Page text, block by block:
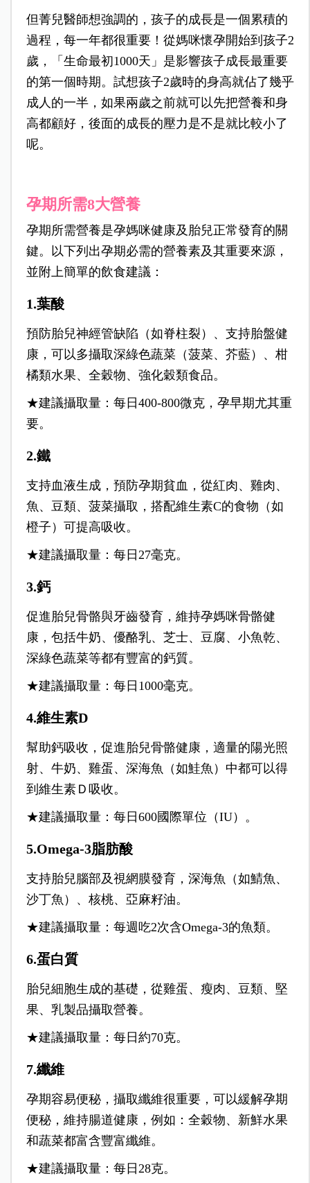
但菁兒醫師想強調的，孩子的成長是一個累積的
過程，每一年都很重要！ 從媽咪懷孕開始到孩子2
歲，「生命最初1000天」是影響孩子成長最重要
的第一個時期。 試想孩子2歲時的身高就佔了幾乎
成人的一半，如果兩歲之前就可以先把營養和身
高都顧好，後面的成長的壓力是不是就比較小了
呢。
孕期所需8大營養
孕期所需營養是孕媽咪健康及胎兒正常發育的關
鍵。以下列出孕期必需的營養素及其重要來源，
並附上簡單的飲食建議：
1.葉酸
預防胎兒神經管缺陷（如脊柱裂）、支持胎盤健
康，可以多攝取深綠色蔬菜（菠菜、芥藍）、柑
橘類水果、全穀物、強化穀類食品。
★建議攝取量：每日400-800微克，孕早期尤其重
要。
2.鐵
支持血液生成，預防孕期貧血，從紅肉、雞肉、
魚、豆類、菠菜攝取，搭配維生素C的食物（如
橙子）可提高吸收。
★建議攝取量：每日27毫克。
3.鈣
促進胎兒骨骼與牙齒發育，維持孕媽咪骨骼健
康，包括牛奶、優酪乳、芝士、豆腐、小魚乾、
深綠色蔬菜等都有豐富的鈣質。
★建議攝取量：每日1000毫克。
4.維生素D
幫助鈣吸收，促進胎兒骨骼健康，適量的陽光照
射、牛奶、雞蛋、深海魚（如鮭魚）中都可以得
到維生素Ｄ吸收。
★建議攝取量：每日600國際單位（IU）。
5.Omega-3脂肪酸
支持胎兒腦部及視網膜發育，深海魚（如鯖魚、
沙丁魚）、核桃、亞麻籽油。
★建議攝取量：每週吃2次含Omega-3的魚類。
6.蛋白質
胎兒細胞生成的基礎，從雞蛋、瘦肉、豆類、堅
果、乳製品攝取營養。
★建議攝取量：每日約70克。
7.纖維
孕期容易便秘，攝取纖維很重要，可以緩解孕期
便秘，維持腸道健康，例如：全穀物、新鮮水果
和蔬菜都富含豐富纖維。
★建議攝取量：每日28克。